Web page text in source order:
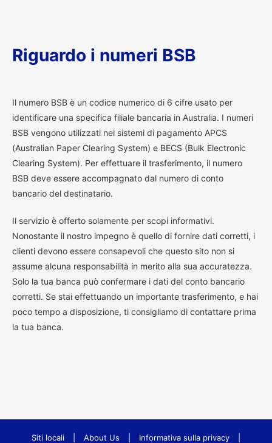
Riguardo i numeri BSB
Il numero BSB è un codice numerico di 6 cifre usato per
identificare una specifica filiale bancaria in Australia. I numeri
BSB vengono utilizzati nei sistemi di pagamento APCS
(Australian Paper Clearing System) e BECS (Bulk Electronic
Clearing System). Per effettuare il trasferimento, il numero
BSB deve essere accompagnato dal numero di conto
bancario del destinatario.
Il servizio è offerto solamente per scopi informativi.
Nonostante il nostro impegno è quello di fornire dati corretti, i
clienti devono essere consapevoli che questo sito non si
assume alcuna responsabilità in merito alla sua accuratezza.
Solo la tua banca può confermare i dati del conto bancario
corretti. Se stai effettuando un importante trasferimento, e hai
poco tempo a disposizione, ti consigliamo di contattare prima
la tua banca.
Siti locali About Us Informativa sulla privacy